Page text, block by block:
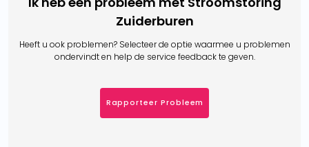
Zuiderburen
Heeft u ook problemen? Selecteer de optie waarmee u problemen
ondervindt en help de service feedback te geven.
Rapporteer Probleem